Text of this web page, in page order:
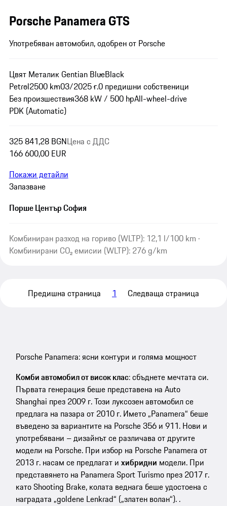
Porsche Panamera GTS
Употребяван автомобил, одобрен от Porsche
Цвят Металик Gentian BlueBlack
Petrol2500 km03/2025 г.0 предишни собственици
Без произшествия368 kW / 500 hpAll-wheel-drive
PDK (Automatic)
325 841,28 BGN
166 600,00 EUR
Цена с ДДС
Покажи детайли
Запазване
Порше Център София
Комбиниран разход на гориво (WLTP): 12,1 l/100 km ·
Комбинирани CO₂ емисии (WLTP): 276 g/km
Предишна страница 1 Следваща страница
Porsche Panamera: ясни контури и голяма мощност
Комби автомобил от висок клас: сбъднете мечтата си.
Първата генерация беше представена на Auto
Shanghai през 2009 г. Този луксозен автомобил се
предлага на пазара от 2010 г. Името „Panamera“ беше
въведено за вариантите на Porsche 356 и 911. Нови и
употребявани – дизайнът се различава от другите
модели на Porsche. При избор на Porsche Panamera от
2013 г. насам се предлагат ихибридни модели. При
представянето на Panamera Sport Turismo през 2017 г.
като Shooting Brake, колата веднага беше удостоена с
наградата „goldene Lenkrad“ („златен волан“). .